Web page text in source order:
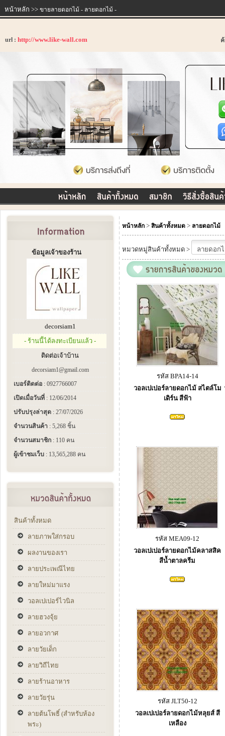
หน้าหลัก >> ขายลายดอกไม้ - ลายดอกไม้ -
url : http://www.like-wall.com
ข้อมูลเจ้าของร้าน
decorsiam1
- ร้านนี้ได้ลงทะเบียนแล้ว -
ติดต่อเจ้าบ้าน
decorsiam1@gmail.com
เบอร์ติดต่อ : 0927766007
เปิดเมื่อวันที่ : 12/06/2014
ปรับปรุงล่าสุด : 27/07/2026
จำนวนสินค้า : 5,268 ชิ้น
จำนวนสมาชิก : 110 คน
ผู้เข้าชมเว็บ : 13,565,288 คน
สินค้าทั้งหมด
ลายภาพใส่กรอบ
ผลงานของเรา
ลายประเพณีไทย
ลายใหม่มาแรง
วอลเปเปอร์ไวนิล
ลายฮวงจุ้ย
ลายอวกาศ
ลายวัยเด็ก
ลายวิถีไทย
ลายร้านอาหาร
ลายวัยรุ่น
ลายต้นโพธิ์ (สำหรับห้อง
พระ)
หน้าหลัก > สินค้าทั้งหมด > ลายดอกไม้
หมวดหมู่สินค้าทั้งหมด >
รหัส BPA14-14
วอลเปเปอร์ลายดอกไม้ สไตล์โม
เดิร์น สีฟ้า
รหัส MEA09-12
วอลเปเปอร์ลายดอกไม้คลาสสิค
สีน้ำตาลครีม
รหัส JLT50-12
วอลเปเปอร์ลายดอกไม้หลุยส์ สี
เหลือง